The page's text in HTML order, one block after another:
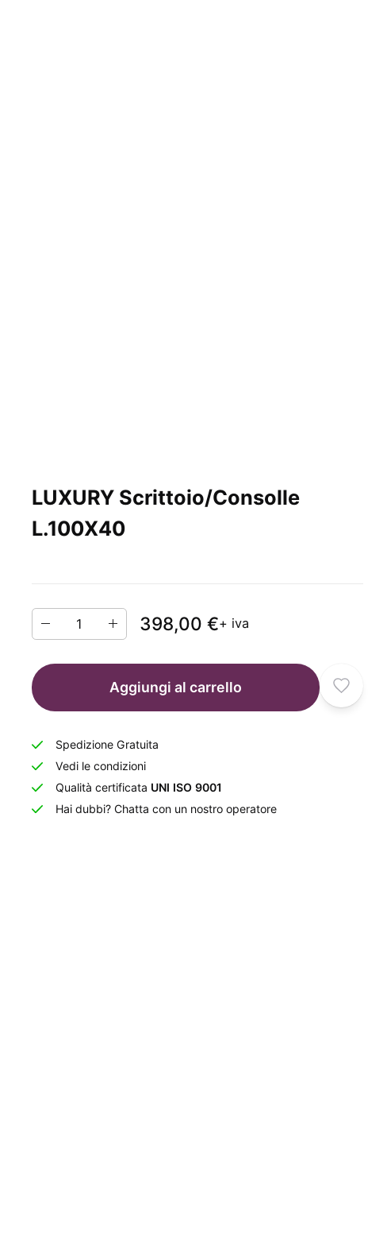
LUXURY Scrittoio/Consolle
L.100X40
398,00 €+ iva
Aggiungi al carrello
Spedizione Gratuita
Vedi le condizioni
Qualità certificata UNI ISO 9001
Hai dubbi? Chatta con un nostro operatore